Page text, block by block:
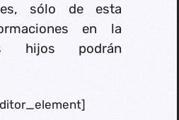
sólo de esta
en la
hijos podrán